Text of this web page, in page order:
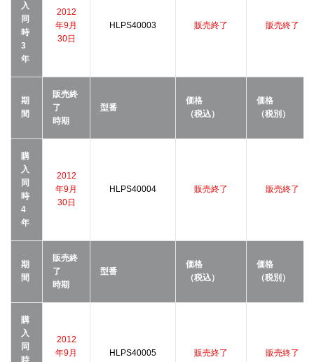
入
同
時
3
年
2012
年9月
30日
HLPS40003 販売終了 販売終了
期
間
販売終
了
時期
型番
価格
（税込）
価格
（税別）
購
入
同
時
4
年
2012
年9月
30日
HLPS40004 販売終了 販売終了
期
間
販売終
了
時期
型番
価格
（税込）
価格
（税別）
購
入
同
時
2012
年9月
HLPS40005 販売終了 販売終了